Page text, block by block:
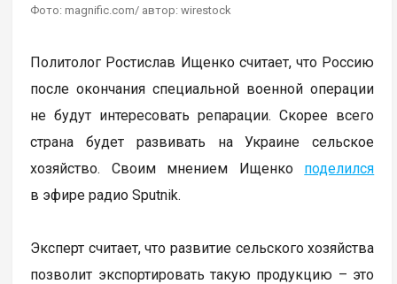
Фото: magnific.com/ автор: wirestock
Политолог Ростислав Ищенко считает, что Россию
после окончания специальной военной операции
не будут интересовать репарации. Скорее всего
страна будет развивать на Украине сельское
хозяйство. Своим мнением Ищенко поделился
в эфире радио Sputnik.
Эксперт считает, что развитие сельского хозяйства
позволит экспортировать такую продукцию – это